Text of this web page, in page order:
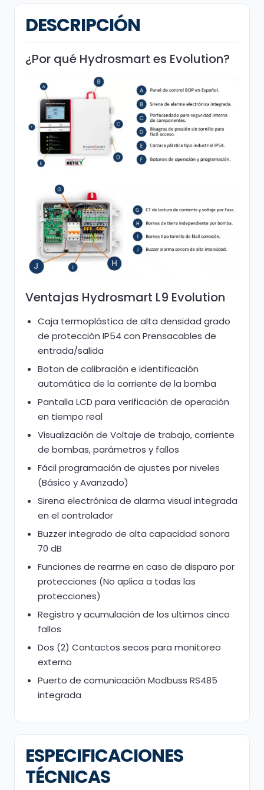
DESCRIPCIÓN
¿Por qué Hydrosmart es Evolution?
Ventajas Hydrosmart L9 Evolution
Caja termoplástica de alta densidad grado
de protección IP54 con Prensacables de
entrada/salida
Boton de calibración e identificación
automática de la corriente de la bomba
Pantalla LCD para verificación de operación
en tiempo real
Visualización de Voltaje de trabajo, corriente
de bombas, parámetros y fallos
Fácil programación de ajustes por niveles
(Básico y Avanzado)
Sirena electrónica de alarma visual integrada
en el controlador
Buzzer integrado de alta capacidad sonora
70 dB
Funciones de rearme en caso de disparo por
protecciones (No aplica a todas las
protecciones)
Registro y acumulación de los ultimos cinco
fallos
Dos (2) Contactos secos para monitoreo
externo
Puerto de comunicación Modbuss RS485
integrada
ESPECIFICACIONES
TÉCNICAS